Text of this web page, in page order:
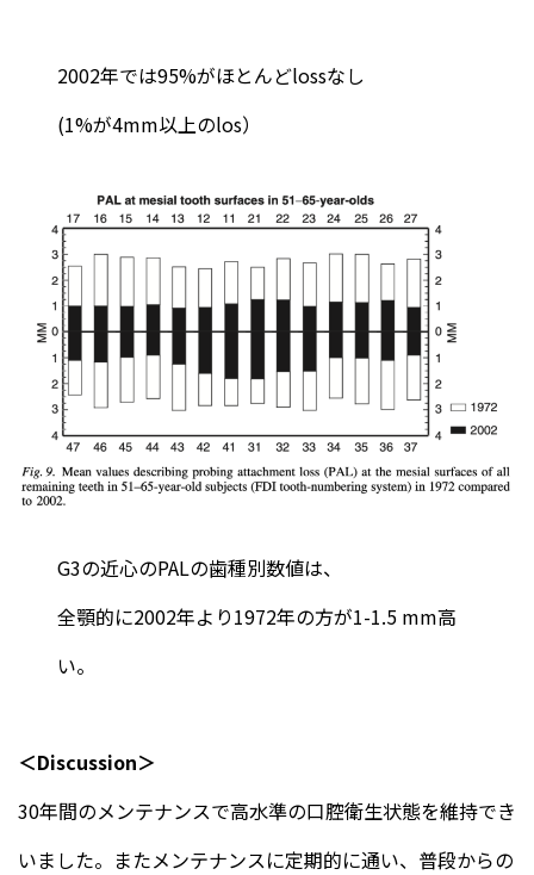
2002年では95%がほとんどlossなし
(1%が4mm以上のlos）
G3の近心のPALの歯種別数値は、
全顎的に2002年より1972年の方が1-1.5 mm高
い。
＜Discussion＞
30年間のメンテナンスで高水準の口腔衛生状態を維持でき
いました。またメンテナンスに定期的に通い、普段からの